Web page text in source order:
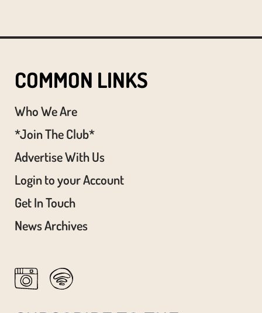
COMMON LINKS
Who We Are
*Join The Club*
Advertise With Us
Login to your Account
Get In Touch
News Archives